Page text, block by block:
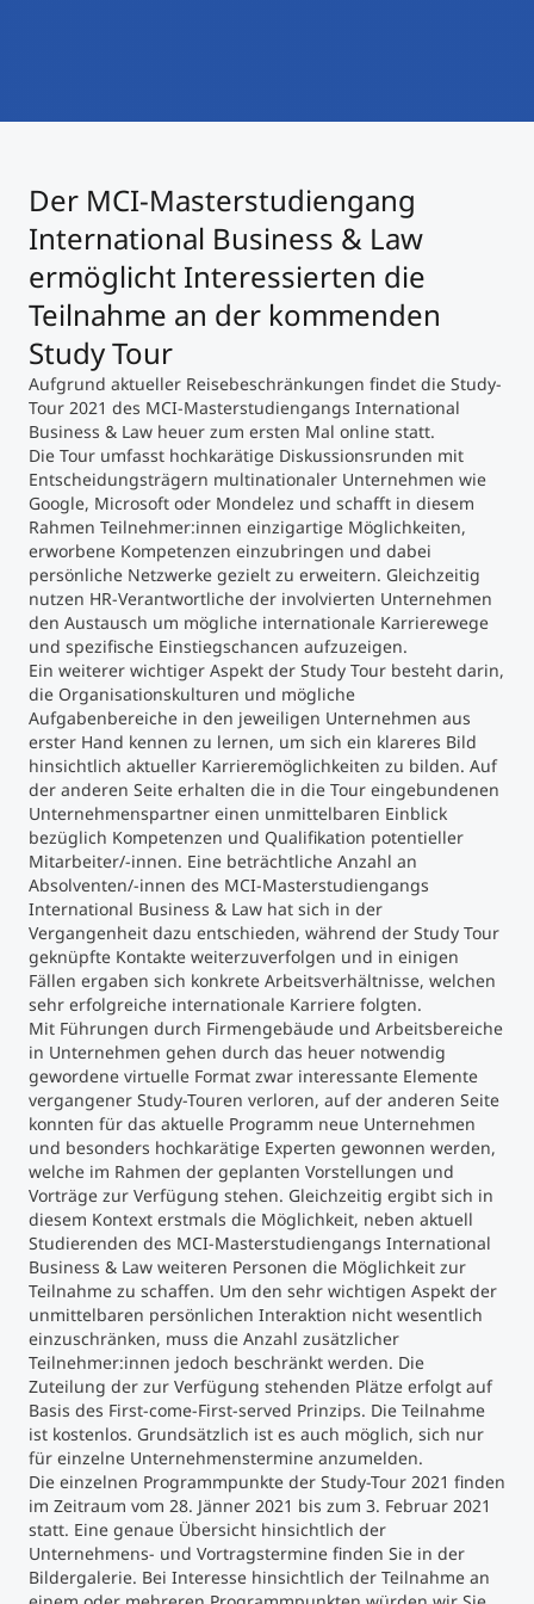
Study Finder Bachelor/Master
Masterclasses
Management-Seminare
Technische Weiterbildung
Maßgeschneiderte Programme
Studienberatung
Executive Education Finder
Der MCI-Masterstudiengang
International Business & Law
ermöglicht Interessierten die
Teilnahme an der kommenden
Study Tour
Aufgrund aktueller Reisebeschränkungen findet die Study-
Tour 2021 des MCI-Masterstudiengangs International
Business & Law heuer zum ersten Mal online statt.
Die Tour umfasst hochkarätige Diskussionsrunden mit
Entscheidungsträgern multinationaler Unternehmen wie
Google, Microsoft oder Mondelez und schafft in diesem
Rahmen Teilnehmer:innen einzigartige Möglichkeiten,
erworbene Kompetenzen einzubringen und dabei
persönliche Netzwerke gezielt zu erweitern. Gleichzeitig
nutzen HR-Verantwortliche der involvierten Unternehmen
den Austausch um mögliche internationale Karrierewege
und spezifische Einstiegschancen aufzuzeigen.
Ein weiterer wichtiger Aspekt der Study Tour besteht darin,
die Organisationskulturen und mögliche
Aufgabenbereiche in den jeweiligen Unternehmen aus
erster Hand kennen zu lernen, um sich ein klareres Bild
hinsichtlich aktueller Karrieremöglichkeiten zu bilden. Auf
der anderen Seite erhalten die in die Tour eingebundenen
Unternehmenspartner einen unmittelbaren Einblick
bezüglich Kompetenzen und Qualifikation potentieller
Mitarbeiter/-innen. Eine beträchtliche Anzahl an
Absolventen/-innen des MCI-Masterstudiengangs
International Business & Law hat sich in der
Vergangenheit dazu entschieden, während der Study Tour
geknüpfte Kontakte weiterzuverfolgen und in einigen
Fällen ergaben sich konkrete Arbeitsverhältnisse, welchen
sehr erfolgreiche internationale Karriere folgten.
Mit Führungen durch Firmengebäude und Arbeitsbereiche
in Unternehmen gehen durch das heuer notwendig
gewordene virtuelle Format zwar interessante Elemente
vergangener Study-Touren verloren, auf der anderen Seite
konnten für das aktuelle Programm neue Unternehmen
und besonders hochkarätige Experten gewonnen werden,
welche im Rahmen der geplanten Vorstellungen und
Vorträge zur Verfügung stehen. Gleichzeitig ergibt sich in
diesem Kontext erstmals die Möglichkeit, neben aktuell
Studierenden des MCI-Masterstudiengangs International
Business & Law weiteren Personen die Möglichkeit zur
Teilnahme zu schaffen. Um den sehr wichtigen Aspekt der
unmittelbaren persönlichen Interaktion nicht wesentlich
einzuschränken, muss die Anzahl zusätzlicher
Teilnehmer:innen jedoch beschränkt werden. Die
Zuteilung der zur Verfügung stehenden Plätze erfolgt auf
Basis des First-come-First-served Prinzips. Die Teilnahme
ist kostenlos. Grundsätzlich ist es auch möglich, sich nur
für einzelne Unternehmenstermine anzumelden.
Die einzelnen Programmpunkte der Study-Tour 2021 finden
im Zeitraum vom 28. Jänner 2021 bis zum 3. Februar 2021
statt. Eine genaue Übersicht hinsichtlich der
Unternehmens- und Vortragstermine finden Sie in der
Bildergalerie. Bei Interesse hinsichtlich der Teilnahme an